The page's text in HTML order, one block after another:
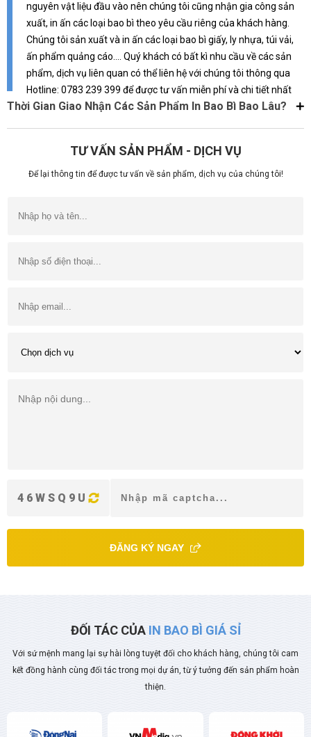
nguyên vật liệu đầu vào nên chúng tôi cũng nhận gia công sản
xuất, in ấn các loại bao bì theo yêu cầu riêng của khách hàng.
Chúng tôi sản xuất và in ấn các loại bao bì giấy, ly nhựa, túi vải,
ấn phẩm quảng cáo.... Quý khách có bất kì nhu cầu về các sản
phẩm, dịch vụ liên quan có thể liên hệ với chúng tôi thông qua
Hotline: 0783 239 399 để được tư vấn miễn phí và chi tiết nhất
Thời Gian Giao Nhận Các Sản Phẩm In Bao Bì Bao Lâu?
TƯ VẤN SẢN PHẨM - DỊCH VỤ
Để lại thông tin để được tư vấn về sản phẩm, dịch vụ của chúng tôi!
46WSQ9U
ĐĂNG KÝ NGAY
ĐỐI TÁC CỦA IN BAO BÌ GIÁ SỈ
Với sứ mệnh mang lại sự hài lòng tuyệt đối cho khách hàng, chúng tôi cam
kết đồng hành cùng đối tác trong mọi dự án, từ ý tưởng đến sản phẩm hoàn
thiện.